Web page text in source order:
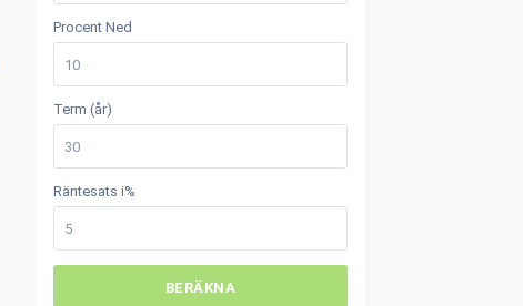
Procent Ned
Term (år)
Räntesats i%
BERÄKNA